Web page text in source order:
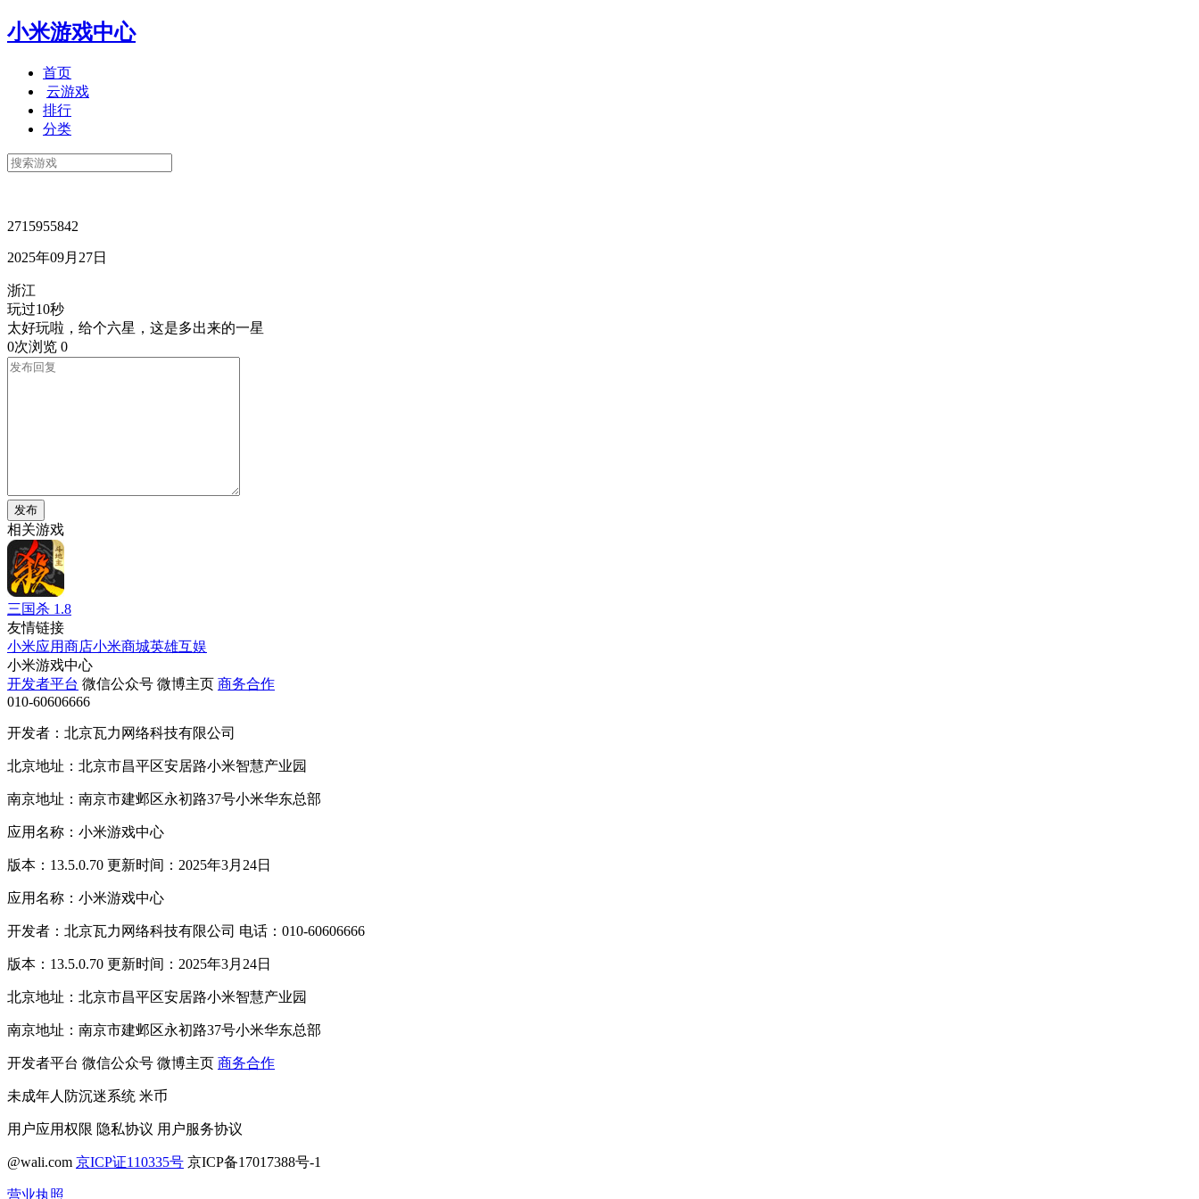
小米游戏中心
首页
云游戏
排行
分类
2715955842
2025年09月27日
浙江
玩过10秒
太好玩啦，给个六星，这是多出来的一星
0次浏览 0
发布
相关游戏
三国杀 1.8
友情链接
小米应用商店小米商城英雄互娱
小米游戏中心
开发者平台 微信公众号 微博主页 商务合作
010-60606666
开发者：北京瓦力网络科技有限公司
北京地址：北京市昌平区安居路小米智慧产业园
南京地址：南京市建邺区永初路37号小米华东总部
应用名称：小米游戏中心
版本：13.5.0.70 更新时间：2025年3月24日
应用名称：小米游戏中心
开发者：北京瓦力网络科技有限公司 电话：010-60606666
版本：13.5.0.70 更新时间：2025年3月24日
北京地址：北京市昌平区安居路小米智慧产业园
南京地址：南京市建邺区永初路37号小米华东总部
开发者平台 微信公众号 微博主页 商务合作
未成年人防沉迷系统 米币
用户应用权限 隐私协议 用户服务协议
@wali.com 京ICP证110335号 京ICP备17017388号-1
营业执照